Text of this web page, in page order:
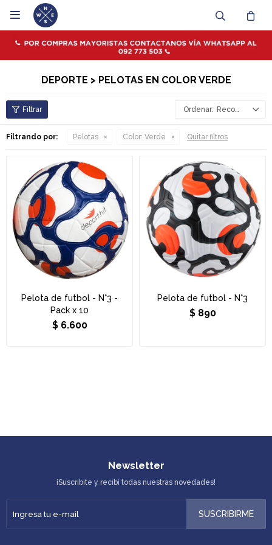

DEPORTE > PELOTAS EN COLOR VERDE
Recomendados
Filtrando por: Pelotas Color: Verde Quitar filtros
Pelota de futbol - N°3 -
Pack x 10
$ 6.600
Pelota de futbol - N°3
$ 890
Newsletter
¡Suscribite y recibí todas nuestras novedades!
SUSCRIBIRME